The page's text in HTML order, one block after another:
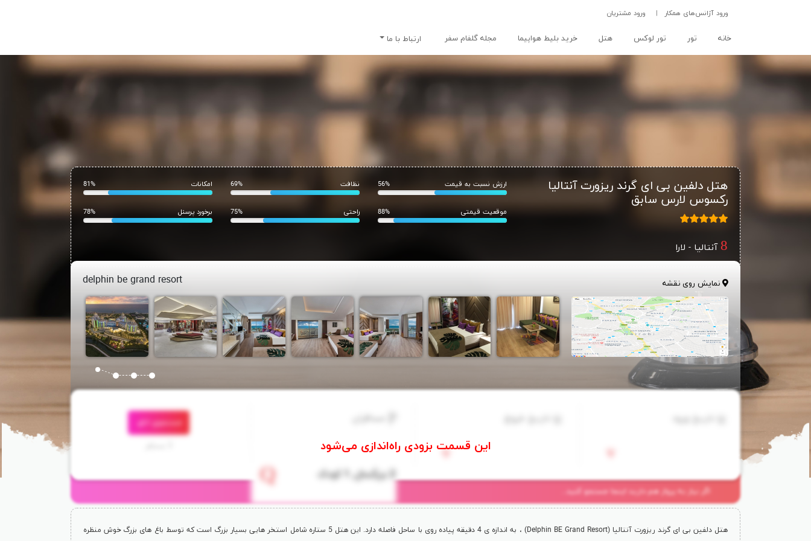
ورود آژانس‌های همکار | ورود مشتریان
خانه
(current) تور تور لوکس هتل خرید بلیط هواپیما مجله گلفام سفر ارتباط با ما
هتل دلفین بی ای گرند ریزورت آنتالیا
رکسوس لارس سابق
آنتالیا - لارا
ارزش نسبت به قیمت 56%
موقعیت قیمتی 88%
نظافت 69%
راحتی 75%
امکانات 81%
برخورد پرسنل 78%
delphin be grand resort نمایش روی نقشه
جستجوی اتاق
اگر نیاز به پرواز هم دارید اینجا جستجو کنید...
هتل دلفین بی ای گرند ریزورت آنتالیا (Delphin BE Grand Resort
)
، به اندازه ی 4 دقیقه پیاده روی با ساحل فاصله دارد. این هتل 5 ستاره شامل استخر هایی بسیار بزرگ است که توسط باغ های بزرگ خوش منظره